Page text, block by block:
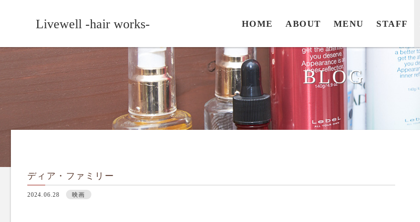
Livewell -hair works- HOME ABOUT MENU STAFF
BLOG
ディア・ファミリー
2024.06.28 映画